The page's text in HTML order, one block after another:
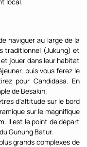
naviguer au large de la
traditionnel (Jukung) et
jouer dans leur habitat
puis vous ferez le
pour Candidasa. En
de Besakih.
d'altitude sur le bord
sur le magnifique
Il est le point de départ
Gunung Batur.
grands complexes de